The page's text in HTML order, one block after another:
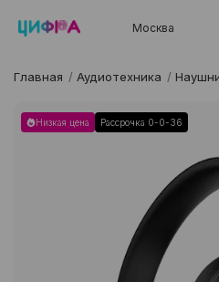
Москва
Главная / Аудиотехника /
Низкая цена Рассрочка 0-0-36